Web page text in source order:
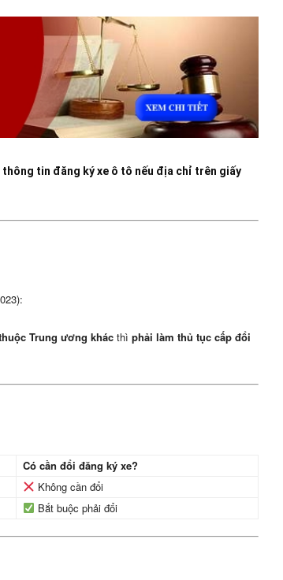
tin đăng ký xe ô tô nếu địa chỉ trên giấy
Trung ương khác thì phải làm thủ tục cấp đổi
Có cần đổi đăng ký xe?
Không cần đổi
Bắt buộc phải đổi